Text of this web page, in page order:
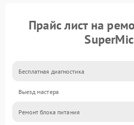
Прайс лист на
Бесплатная диагностика
Выезд мастера
Ремонт блока питания